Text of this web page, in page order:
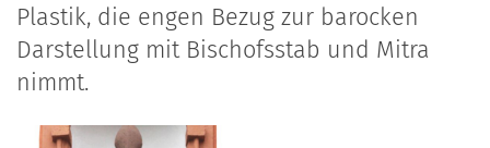
Plastik, die engen Bezug zur barocken
Darstellung mit Bischofsstab und Mitra
nimmt.